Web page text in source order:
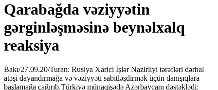
Qarabağda vəziyyətin
gərginləşməsinə beynəlxalq
reaksiya
Bakı/27.09.20/Turan: Rusiya Xarici İşlər Nazirliyi tərəfləri dərhal
atəşi dayandırmağa və vəziyyəti sabitləşdirmək üçün danışıqlara
başlamağa çağırıb.Türkiyə münaqişədə Azərbaycanı dəstəklədi: